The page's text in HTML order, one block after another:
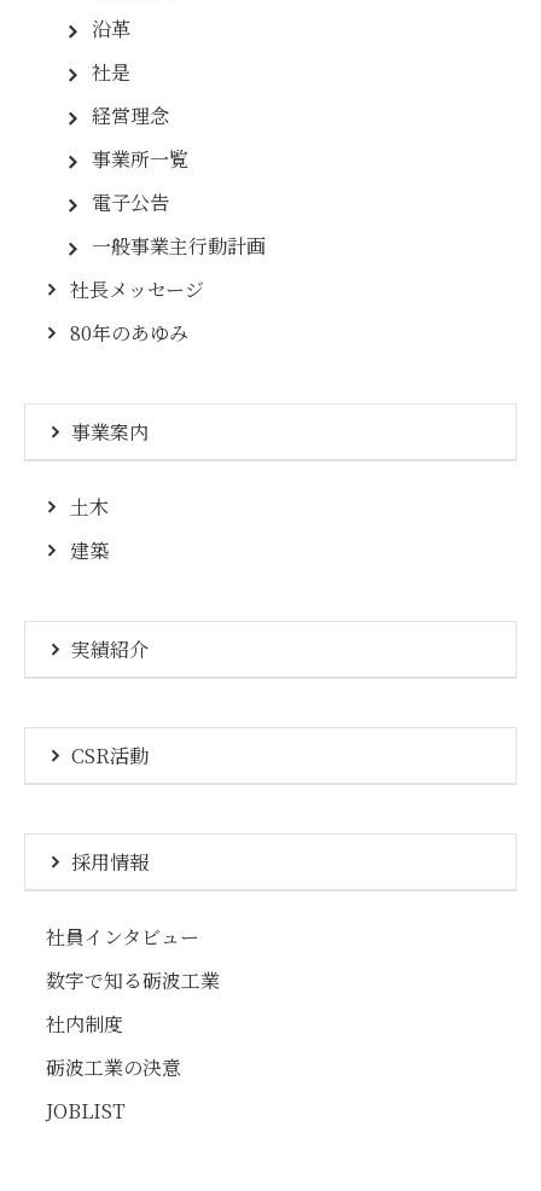
沿革
社是
経営理念
事業所一覧
電子公告
一般事業主行動計画
社長メッセージ
80年のあゆみ
事業案内
土木
建築
実績紹介
CSR活動
採用情報
社員インタビュー
数字で知る砺波工業
社内制度
砺波工業の決意
JOBLIST